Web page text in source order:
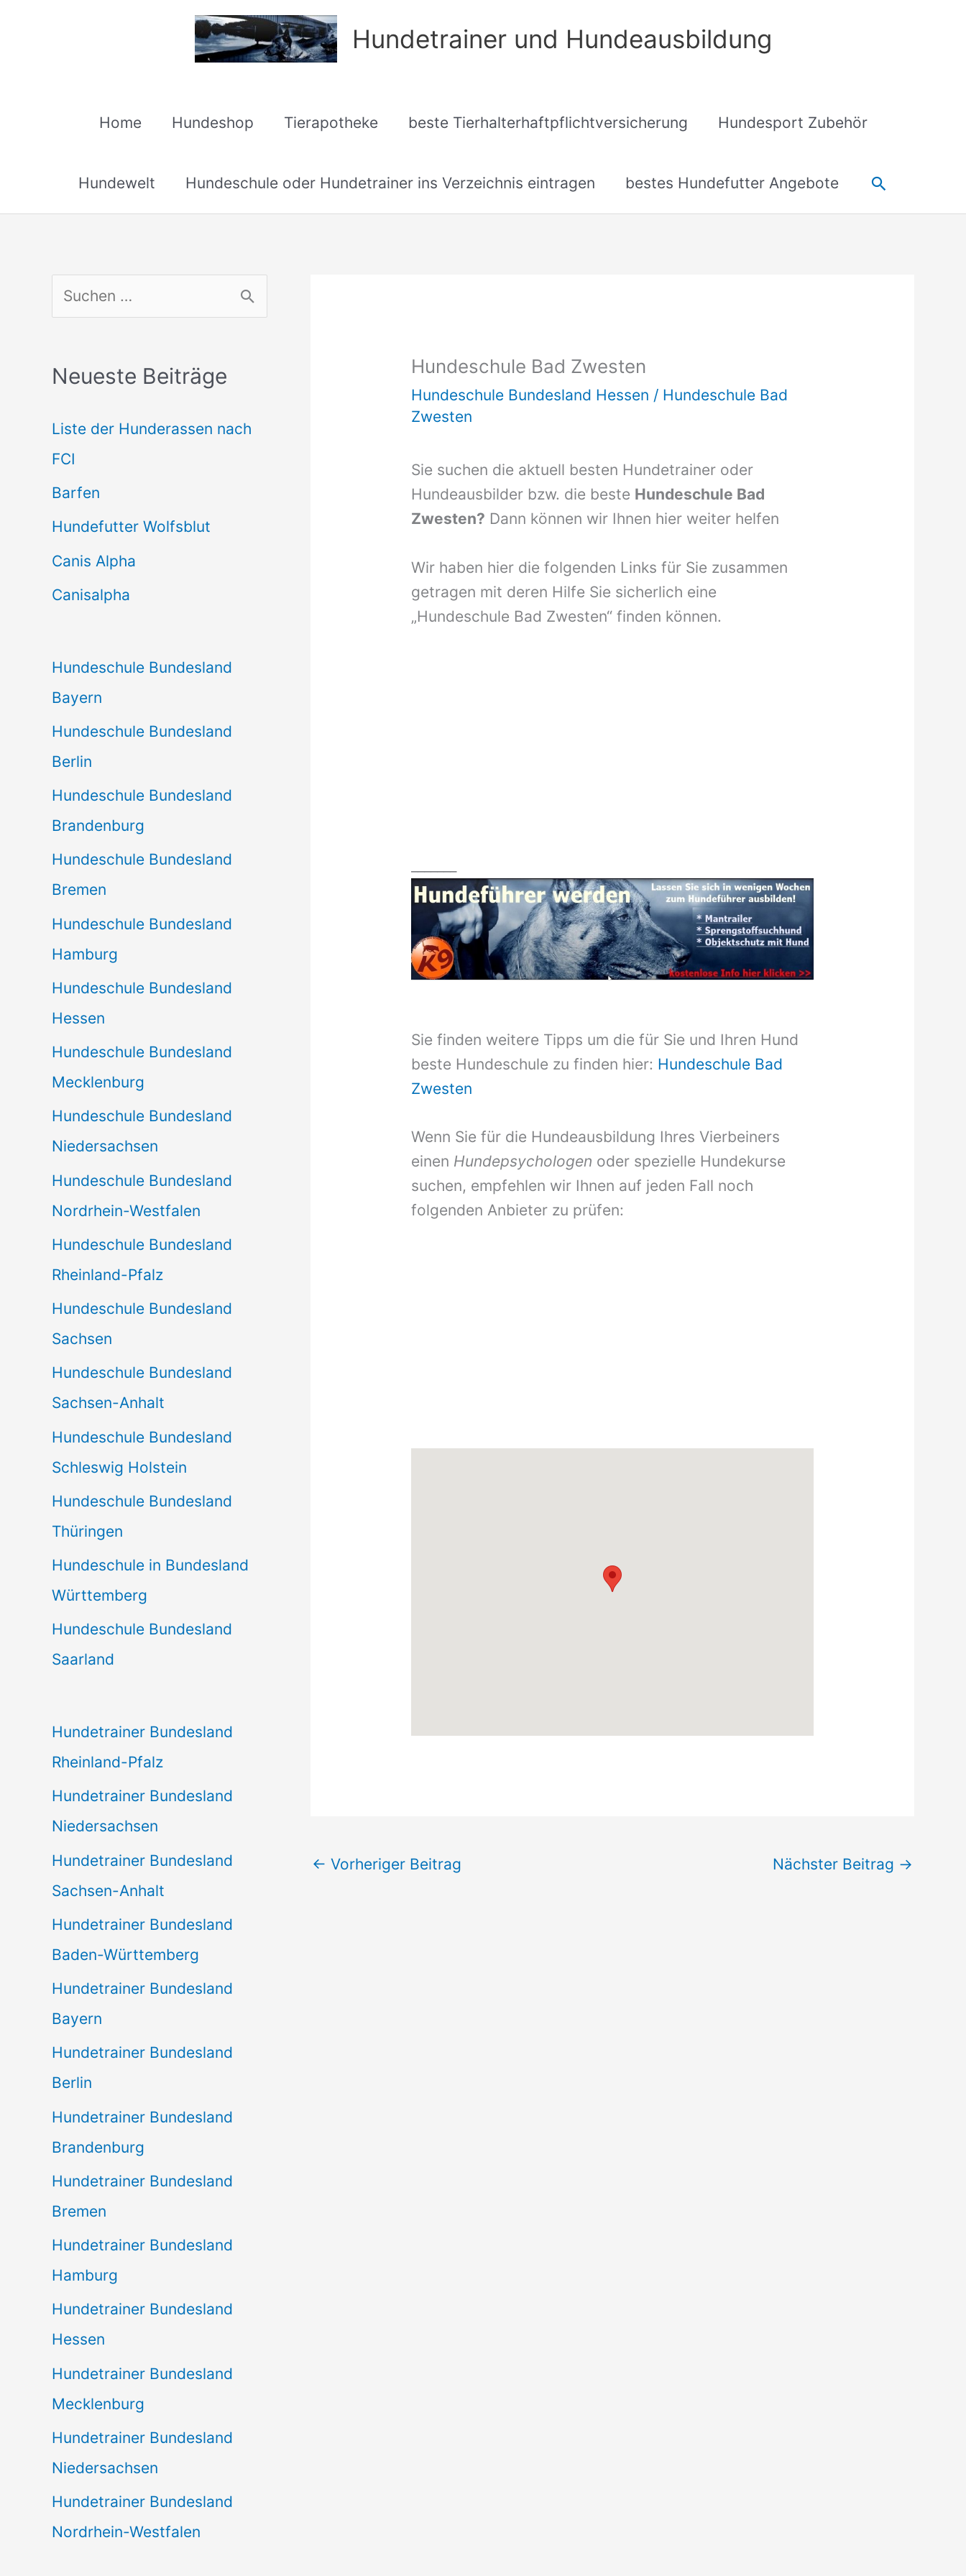
Hundetrainer und Hundeausbildung
Home Hundeshop Tierapotheke beste Tierhalterhaftpflichtversicherung Hundesport Zubehör
Hundewelt Hundeschule oder Hundetrainer ins Verzeichnis eintragen bestes Hundefutter Angebote Suchen
u
h
n
n
a
c
h
:
Neueste Beiträge
Liste der Hunderassen nach
FCI
Barfen
Hundefutter Wolfsblut
Canis Alpha
Canisalpha
Hundeschule Bundesland
Bayern
Hundeschule Bundesland
Berlin
Hundeschule Bundesland
Brandenburg
Hundeschule Bundesland
Bremen
Hundeschule Bundesland
Hamburg
Hundeschule Bundesland
Hessen
Hundeschule Bundesland
Mecklenburg
Hundeschule Bundesland
Niedersachsen
Hundeschule Bundesland
Nordrhein-Westfalen
Hundeschule Bundesland
Rheinland-Pfalz
Hundeschule Bundesland
Sachsen
Hundeschule Bundesland
Sachsen-Anhalt
Hundeschule Bundesland
Schleswig Holstein
Hundeschule Bundesland
Thüringen
Hundeschule in Bundesland
Württemberg
Hundeschule Bundesland
Saarland
Hundetrainer Bundesland
Rheinland-Pfalz
Hundetrainer Bundesland
Niedersachsen
Hundetrainer Bundesland
Sachsen-Anhalt
Hundetrainer Bundesland
Baden-Württemberg
Hundetrainer Bundesland
Bayern
Hundetrainer Bundesland
Berlin
Hundetrainer Bundesland
Brandenburg
Hundetrainer Bundesland
Bremen
Hundetrainer Bundesland
Hamburg
Hundetrainer Bundesland
Hessen
Hundetrainer Bundesland
Mecklenburg
Hundetrainer Bundesland
Niedersachsen
Hundetrainer Bundesland
Nordrhein-Westfalen
Hundeschule Bad Zwesten
Hundeschule Bundesland Hessen / Hundeschule Bad
Zwesten
Sie suchen die aktuell besten Hundetrainer oder
Hundeausbilder bzw. die beste Hundeschule Bad
Zwesten? Dann können wir Ihnen hier weiter helfen
Wir haben hier die folgenden Links für Sie zusammen
getragen mit deren Hilfe Sie sicherlich eine
„Hundeschule Bad Zwesten“ finden können.
Sie finden weitere Tipps um die für Sie und Ihren Hund
beste Hundeschule zu finden hier: Hundeschule Bad
Zwesten
Wenn Sie für die Hundeausbildung Ihres Vierbeiners
einen Hundepsychologen oder spezielle Hundekurse
suchen, empfehlen wir Ihnen auf jeden Fall noch
folgenden Anbieter zu prüfen:
← Vorheriger Beitrag Nächster Beitrag →